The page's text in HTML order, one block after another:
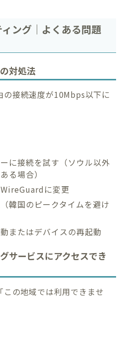
ング｜よくある問題
対処法
の接続速度が10Mbps以下に
に接続を試す（ソウル以外
る場合）
に変更
韓国のピークタイムを避け
またはデバイスの再起動
サービスにアクセスでき
この地域では利用できませ